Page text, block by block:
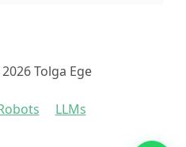
Tolga Ege
LLMs